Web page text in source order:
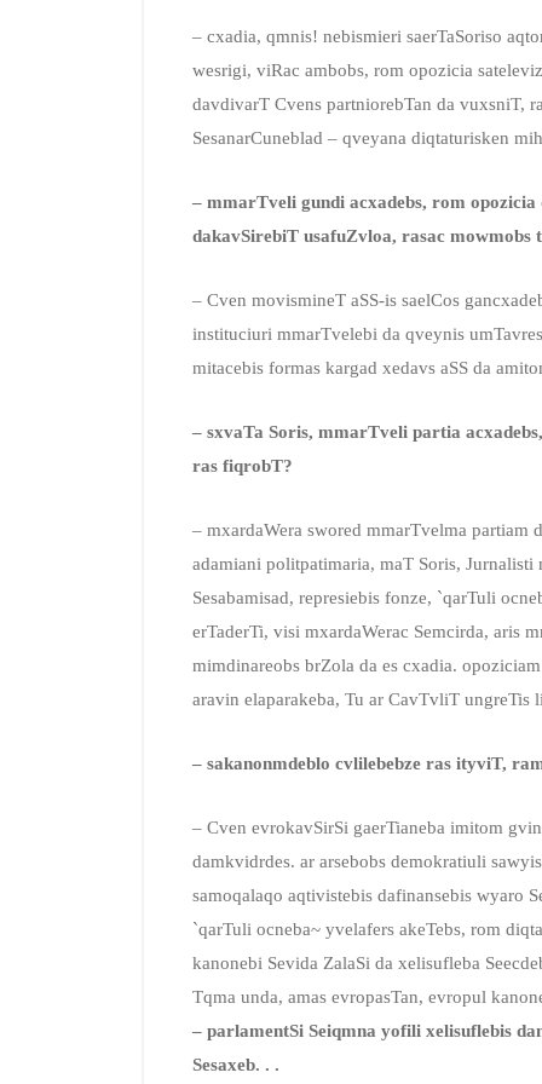
– cxadia, qmnis! nebismieri saerTaSoriso
wesrigi, viRac ambobs, rom opozicia
davdivarT Cvens partniorebTan da vuxsniT,
SesanarCuneblad – qveyana diqtaturisken
– mmarTveli gundi acxadebs, rom
dakavSirebiT usafuZvloa, rasac
– Cven movismineT aSS-is saelCos
instituciuri mmarTvelebi da qveynis
mitacebis formas kargad xedavs aSS da
– sxvaTa Soris, mmarTveli partia
ras fiqrobT?
– mxardaWera swored mmarTvelma partiam
adamiani politpatimaria, maT Soris,
Sesabamisad, represiebis fonze, `qarTuli
erTaderTi, visi mxardaWerac Semcirda, aris
mimdinareobs brZola da es cxadia.
aravin elaparakeba, Tu ar CavTvliT ungreTis
– sakanonmdeblo cvlilebebze ras ityviT,
– Cven evrokavSirSi gaerTianeba imitom
damkvidrdes. ar arsebobs demokratiuli
samoqalaqo aqtivistebis dafinansebis wyaro
`qarTuli ocneba~ yvelafers akeTebs, rom
kanonebi Sevida ZalaSi da xelisufleba
Tqma unda, amas evropasTan, evropul
– parlamentSi Seiqmna yofili xelisuflebis
Sesaxeb. . .